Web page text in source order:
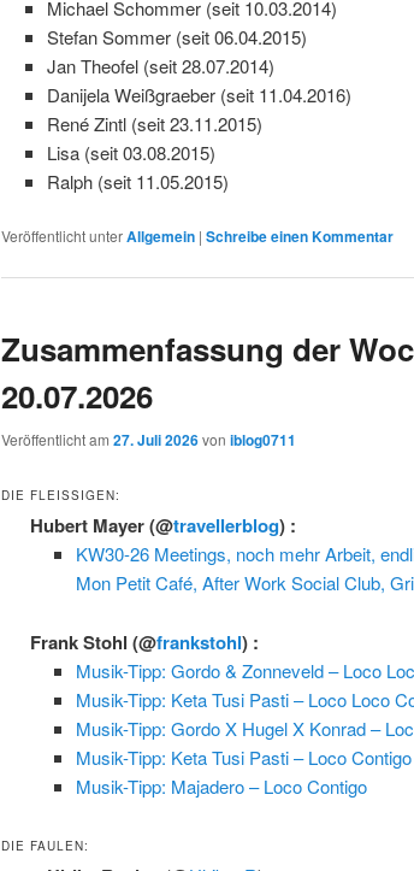
Michael Schommer (seit 10.03.2014)
Stefan Sommer (seit 06.04.2015)
Jan Theofel (seit 28.07.2014)
Danijela Weißgraeber (seit 11.04.2016)
René Zintl (seit 23.11.2015)
Lisa (seit 03.08.2015)
Ralph (seit 11.05.2015)
Veröffentlicht unterAllgemein | Schreibe einen Kommentar
Zusammenfassung der
20.07.2026
Veröffentlicht am 27. Juli 2026von iblog0711
DIE FLEISSIGEN:
Hubert Mayer(@travellerblog) :
KW30-26 Meetings, noch mehr Arbeit,
Mon Petit Café, After Work Social Club,
Frank Stohl(@frankstohl) :
Musik-Tipp: Gordo & Zonneveld – Loco
Musik-Tipp: Keta Tusi Pasti – Loco Loco
Musik-Tipp: Gordo X Hugel X Konrad –
Musik-Tipp: Keta Tusi Pasti – Loco Contigo
Musik-Tipp: Majadero – Loco Contigo
DIE FAULEN: